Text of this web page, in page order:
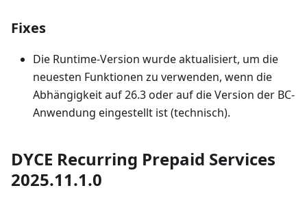
Fixes
Die Runtime-Version wurde aktualisiert, um die
neuesten Funktionen zu verwenden, wenn die
Abhängigkeit auf 26.3 oder auf die Version der BC-
Anwendung eingestellt ist (technisch).
DYCE Recurring Prepaid Services
2025.11.1.0